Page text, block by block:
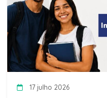
17 julho 2026